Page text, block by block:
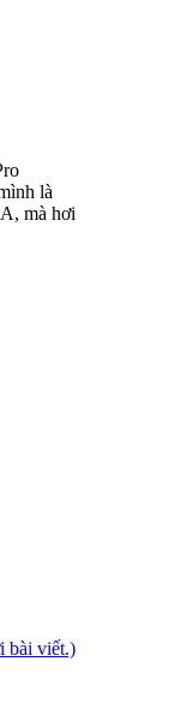
là
mà hơi
bài viết.)